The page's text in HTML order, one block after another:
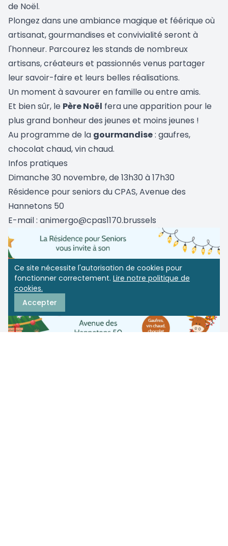
Ce site nécessite l'autorisation de cookies pour
fonctionner correctement. Lire notre politique de
cookies.
Accepter
de Noël.
Plongez dans une ambiance magique et féérique où
artisanat, gourmandises et convivialité seront à
l'honneur. Parcourez les stands de nombreux
artisans, créateurs et passionnés venus partager
leur savoir-faire et leurs belles réalisations.
Un moment à savourer en famille ou entre amis.
Et bien sûr, le Père Noël fera une apparition pour le
plus grand bonheur des jeunes et moins jeunes !
Au programme de la gourmandise: gaufres,
chocolat chaud, vin chaud.
Infos pratiques
Dimanche 30 novembre, de 13h30 à 17h30
Résidence pour seniors du CPAS, Avenue des
Hannetons 50
E-mail : animergo@cpas1170.brussels